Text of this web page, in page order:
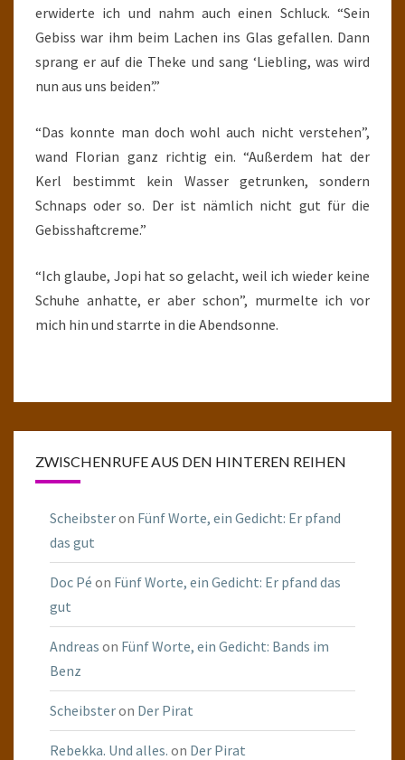
erwiderte ich und nahm auch einen Schluck. “Sein
Gebiss war ihm beim Lachen ins Glas gefallen. Dann
sprang er auf die Theke und sang ‘Liebling, was wird
nun aus uns beiden’.”
“Das konnte man doch wohl auch nicht verstehen”,
wand Florian ganz richtig ein. “Außerdem hat der
Kerl bestimmt kein Wasser getrunken, sondern
Schnaps oder so. Der ist nämlich nicht gut für die
Gebisshaftcreme.”
“Ich glaube, Jopi hat so gelacht, weil ich wieder keine
Schuhe anhatte, er aber schon”, murmelte ich vor
mich hin und starrte in die Abendsonne.
ZWISCHENRUFE AUS DEN HINTEREN REIHEN
Scheibsteron Fünf Worte, ein Gedicht: Er pfand
das gut
Doc Pé on Fünf Worte, ein Gedicht: Er pfand das
gut
Andreas on Fünf Worte, ein Gedicht: Bands im
Benz
Scheibsteron Der Pirat
Rebekka. Und alles. on Der Pirat